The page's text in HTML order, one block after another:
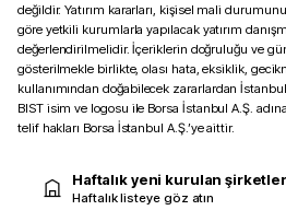
değildir. Yatırım kararları, kişisel mali
göre yetkili kurumlarla yapılacak yatırım
değerlendirilmelidir. İçeriklerin doğruluğu ve
gösterilmekle birlikte, olası hata, eksiklik,
kullanımından doğabilecek zararlardan
BIST isim ve logosu ile Borsa İstanbul A.Ş.
telif hakları Borsa İstanbul A.Ş.’ye aittir.
Haftalık yeni kurulan şirketler
Haftalık listeye göz atın